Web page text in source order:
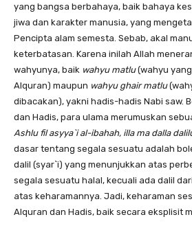
yang bangsa berbahaya, baik bahaya
jiwa dan karakter manusia, yang
Pencipta alam semesta. Sebab, akal
keterbatasan. Karena inilah Allah
wahyunya, baik wahyu matlu(wahyu
Alquran) maupun wahyu ghair matlu
dibacakan), yakni hadis-hadis Nabi saw.
dan Hadis, para ulama merumuskan
Ashlu fil asyya`i al-ibahah, illa ma dalla
dasar tentang segala sesuatu adalah
dalil (syar`i) yang menunjukkan atas
segala sesuatu halal, kecuali ada dalil
atas keharamannya. Jadi, keharaman
Alquran dan Hadis, baik secara eksplisit